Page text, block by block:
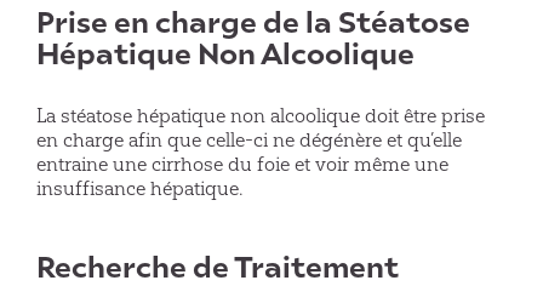
Prise en charge de la Stéatose
Hépatique Non Alcoolique
La stéatose hépatique non alcoolique doit être prise
en charge afin que celle-ci ne dégénère et qu’elle
entraine une cirrhose du foie et voir même une
insuffisance hépatique.
Recherche de Traitement